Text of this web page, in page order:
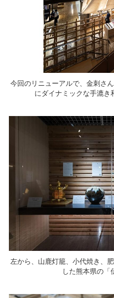
今回のリニューアルで、金刺さ
にダイナミックな手漉き
左から、山鹿灯籠、小代焼き、
した熊本県の「